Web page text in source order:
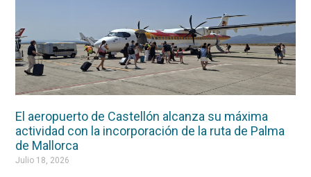
El aeropuerto de Castellón alcanza su máxima
actividad con la incorporación de la ruta de Palma
de Mallorca
Julio 18, 2026